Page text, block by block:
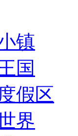
镇
国
假区
界